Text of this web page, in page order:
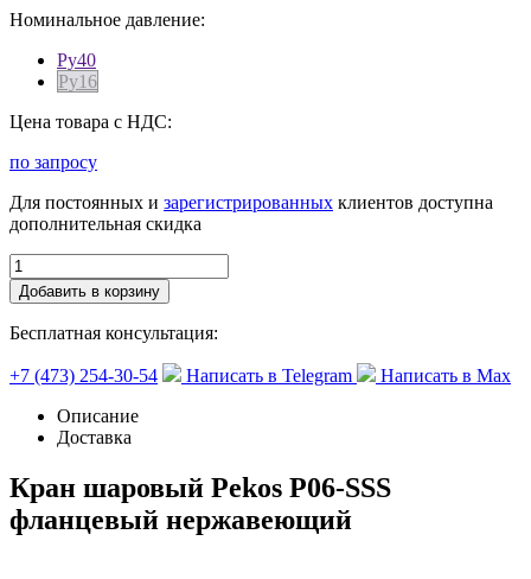
Номинальное давление:
Ру40
Ру16
Цена товара с НДС:
по запросу
Для постоянных и зарегистрированных клиентов доступна
дополнительная скидка
Добавить в корзину
Бесплатная консультация:
+7 (473) 254-30-54 Написать в Telegram
Написать в Max
Описание
Доставка
Кран шаровый Pekos P06-SSS
фланцевый нержавеющий